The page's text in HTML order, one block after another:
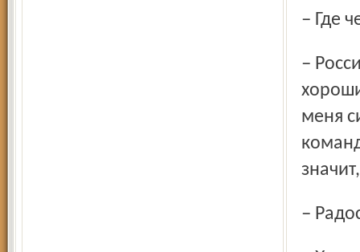
–
– Российский чемпионат сильнее болгарского. Польский
меня
–